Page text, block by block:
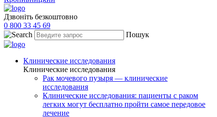
Дзвоніть безкоштовно
0 800 33 45 69
Пошук
Клинические исследования
Клинические исследования
Рак мочевого пузыря — клинические
исследования
Клинические исследования: пациенты с раком
легких могут бесплатно пройти самое передовое
лечение